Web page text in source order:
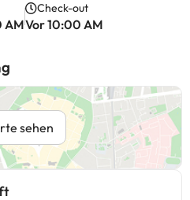
AM
Check-out
Vor 10:00 AM
sehen